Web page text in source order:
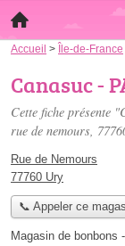
Accueil > Île-de-France
Canasuc -
Cette fiche présente
rue de nemours,
Rue de Nemours
77760 Ury
📞 Appeler ce
Magasin de bonbons -